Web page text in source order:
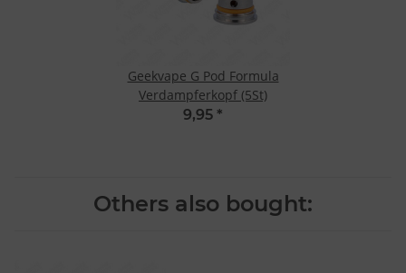
Geekvape G Pod Formula
Verdampferkopf (5St)
9,95 *
Others also bought: